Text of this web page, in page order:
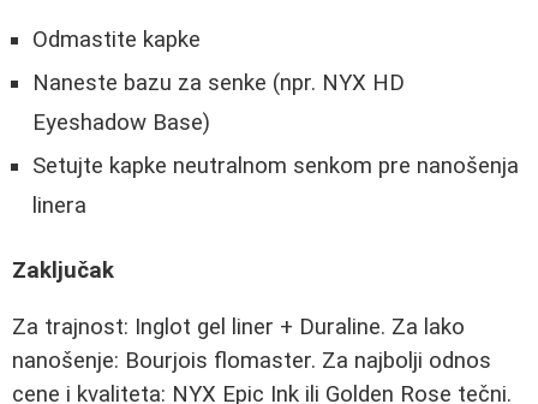
Odmastite kapke
Naneste bazu za senke (npr. NYX HD
Eyeshadow Base)
Setujte kapke neutralnom senkom pre nanošenja
linera
Zaključak
Za trajnost: Inglot gel liner + Duraline. Za lako
nanošenje: Bourjois flomaster. Za najbolji odnos
cene i kvaliteta: NYX Epic Ink ili Golden Rose tečni.